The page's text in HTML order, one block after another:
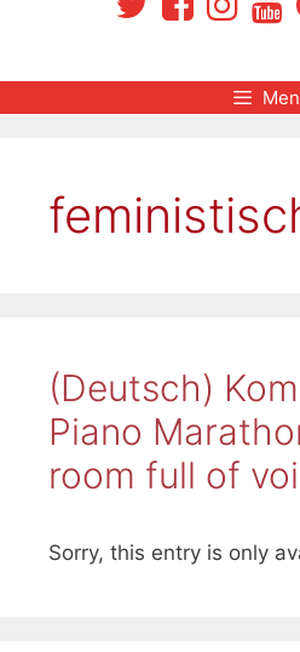
(Deutsch)
Piano
room full of
Sorry, this entry is only